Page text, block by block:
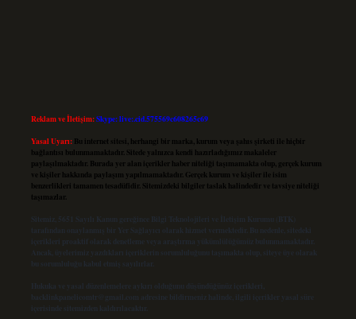
Reklam ve İletişim:Skype: live:.cid.575569c608265c69
Yasal Uyarı: Bu internet sitesi, herhangi bir marka, kurum veya şahıs şirketi ile hiçbir
bağlantısı bulunmamaktadır. Sitede yalnızca kendi hazırladığımız makaleler
paylaşılmaktadır. Burada yer alan içerikler haber niteliği taşımamakta olup, gerçek kurum
ve kişiler hakkında paylaşım yapılmamaktadır. Gerçek kurum ve kişiler ile isim
benzerlikleri tamamen tesadüfidir. Sitemizdeki bilgiler taslak halindedir ve tavsiye niteliği
taşımazlar.
Sitemiz, 5651 Sayılı Kanun gereğince Bilgi Teknolojileri ve İletişim Kurumu (BTK)
tarafından onaylanmış bir Yer Sağlayıcı olarak hizmet vermektedir. Bu nedenle, sitedeki
içerikleri proaktif olarak denetleme veya araştırma yükümlülüğümüz bulunmamaktadır.
Ancak, üyelerimiz yazdıkları içeriklerin sorumluluğunu taşımakta olup, siteye üye olarak
bu sorumluluğu kabul etmiş sayılırlar.
Hukuka ve yasal düzenlemelere aykırı olduğunu düşündüğünüz içerikleri,
backlinkpanelicomtr@gmail.com adresine bildirmeniz halinde, ilgili içerikler yasal süre
içerisinde sitemizden kaldırılacaktır.